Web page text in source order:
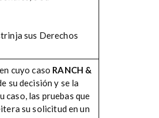
sus Derechos
cuyo caso RANCH &
su decisión y se la
caso, las pruebas que
su solicitud en un